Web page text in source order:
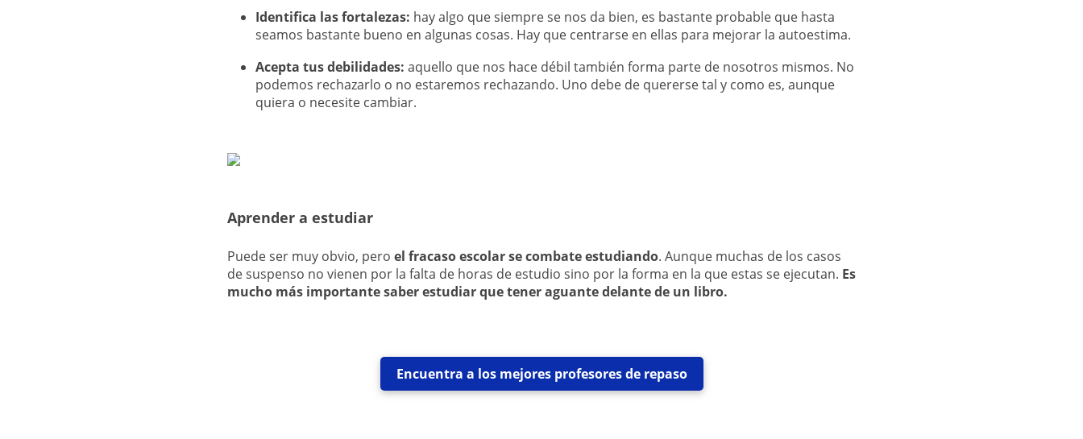
Identifica las fortalezas: hay algo que siempre se nos da bien, es bastante probable que hasta
seamos bastante bueno en algunas cosas. Hay que centrarse en ellas para mejorar la autoestima.
Acepta tus debilidades: aquello que nos hace débil también forma parte de nosotros mismos. No
podemos rechazarlo o no estaremos rechazando. Uno debe de quererse tal y como es, aunque
quiera o necesite cambiar.
Aprender a estudiar
Puede ser muy obvio, pero el fracaso escolar se combate estudiando. Aunque muchas de los casos
de suspenso no vienen por la falta de horas de estudio sino por la forma en la que estas se ejecutan. Es
mucho más importante saber estudiar que tener aguante delante de un libro.
Encuentra a los mejores profesores de repaso